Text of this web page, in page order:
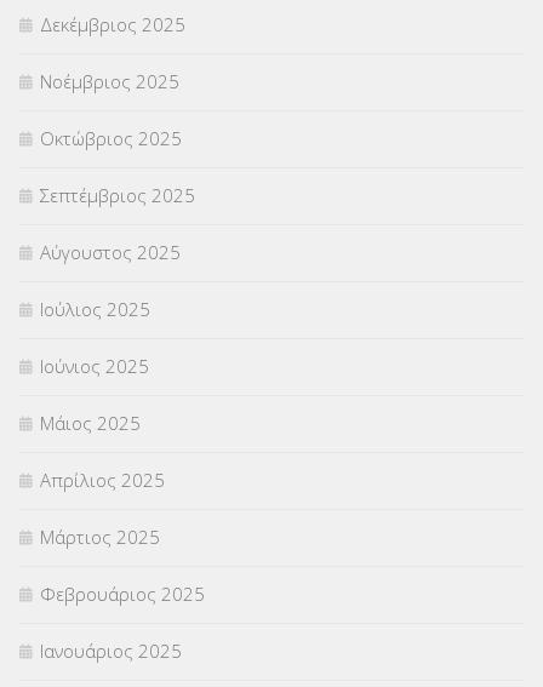
ΣΧΟΛΙΚΟΙ ΣΥΜΒΟΥΛΟΙ
ΥΠΕΡΑΡΙΘΜΟΙ(1)
ΥΠΟΤΡΟΦΙΕΣ(28)
ΦΥΣΙΚΗ ΑΓΩΓΗ(692)
Χωρίς κατηγορία
Δεκέμβριος 2025
Νοέμβριος 2025
Οκτώβριος 2025
Σεπτέμβριος 2025
Αύγουστος 2025
Ιούλιος 2025
Ιούνιος 2025
Μάιος 2025
Απρίλιος 2025
Μάρτιος 2025
Φεβρουάριος 2025
Ιανουάριος 2025